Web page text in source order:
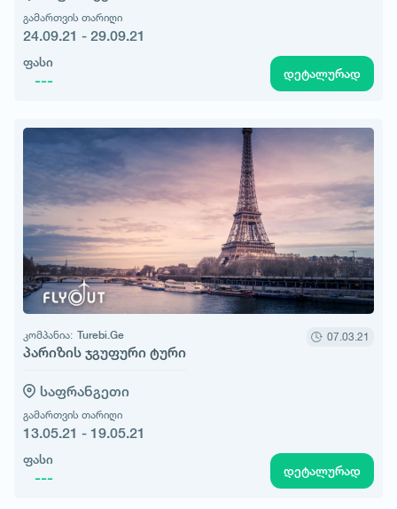
გამართვის თარიღი
24.09.21 - 29.09.21
ფასი
--- დეტალურად
კომპანია: Turebi.Ge
პარიზის ჯგუფური ტური
07.03.21
საფრანგეთი
გამართვის თარიღი
13.05.21 - 19.05.21
ფასი
--- დეტალურად